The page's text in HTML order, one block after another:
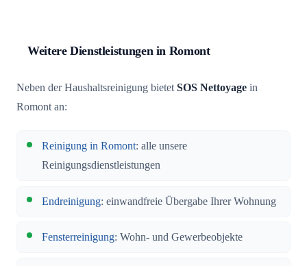
Weitere Dienstleistungen in Romont
Neben der Haushaltsreinigung bietetSOS Nettoyage in
Romont an:
Reinigung in Romont: alle unsere
Reinigungsdienstleistungen
Endreinigung: einwandfreie Übergabe Ihrer Wohnung
Fensterreinigung: Wohn- und Gewerbeobjekte